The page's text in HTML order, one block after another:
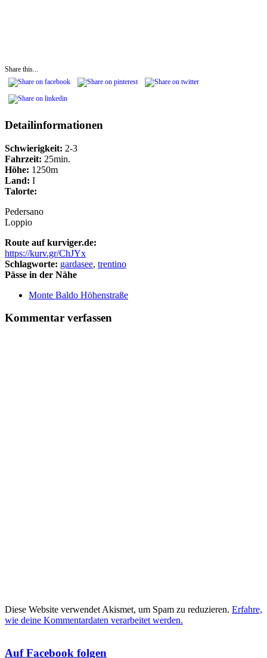
Share this...
Detailinformationen
Schwierigkeit: 2-3
Fahrzeit: 25min.
Höhe: 1250m
Land: I
Talorte:
Pedersano
Loppio
Route auf kurviger.de:
https://kurv.gr/ChJYx
Schlagworte: gardasee, trentino
Pässe in der Nähe
Monte Baldo Höhenstraße
Kommentar verfassen
Diese Website verwendet Akismet, um Spam zu reduzieren. Erfahre,
wie deine Kommentardaten verarbeitet werden.
Auf Facebook folgen